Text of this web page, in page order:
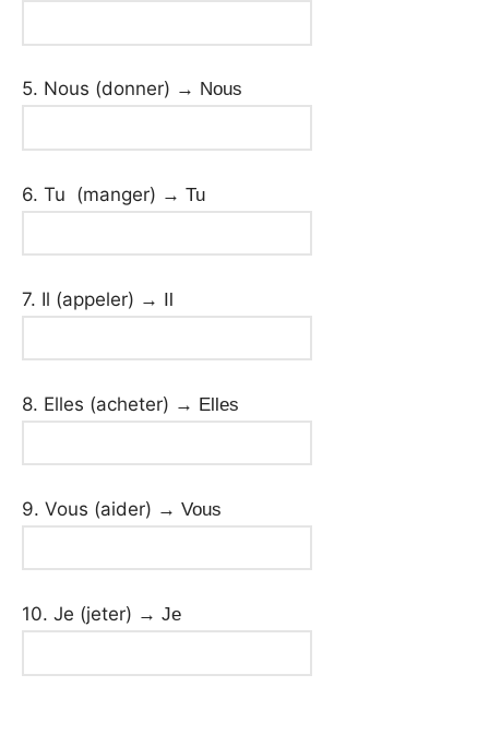
5. Nous (donner) → Nous
6. Tu (manger) → Tu
7. Il (appeler) → Il
8. Elles (acheter) → Elles
9. Vous (aider) → Vous
10. Je (jeter) → Je